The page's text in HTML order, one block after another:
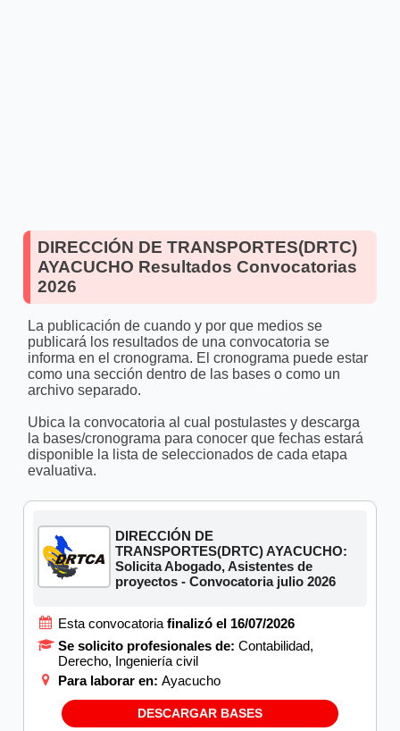
DIRECCIÓN DE TRANSPORTES(DRTC)
AYACUCHO Resultados Convocatorias
2026
La publicación de cuando y por que medios se
publicará los resultados de una convocatoria se
informa en el cronograma. El cronograma puede estar
como una sección dentro de las bases o como un
archivo separado.
Ubica la convocatoria al cual postulastes y descarga
la bases/cronograma para conocer que fechas estará
disponible la lista de seleccionados de cada etapa
evaluativa.
DIRECCIÓN DE
TRANSPORTES(DRTC) AYACUCHO:
Solicita Abogado, Asistentes de
proyectos - Convocatoria julio 2026
Esta convocatoria finalizó el 16/07/2026
Se solicito profesionales de: Contabilidad,
Derecho, Ingeniería civil
Para laborar en: Ayacucho
DESCARGAR BASES